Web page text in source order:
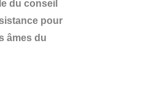
du conseil
pour
âmes du